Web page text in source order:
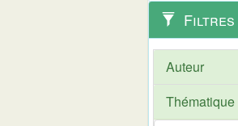
Filtres
Auteur
Thématique